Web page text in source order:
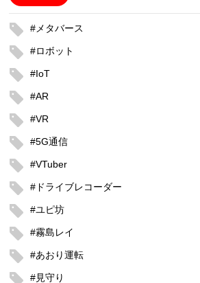
#メタバース
#ロボット
#IoT
#AR
#VR
#5G通信
#VTuber
#ドライブレコーダー
#ユピ坊
#霧島レイ
#あおり運転
#見守り